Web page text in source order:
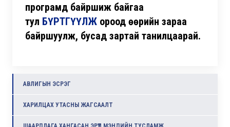
програмд байршиж байгаа
тул БҮРТГҮҮЛЖ ороод өөрийн зараа
байршуулж, бусад зартай танилцаарай.
АВЛИГЫН ЭСРЭГ
ХАРИЛЦАХ УТАСНЫ ЖАГСААЛТ